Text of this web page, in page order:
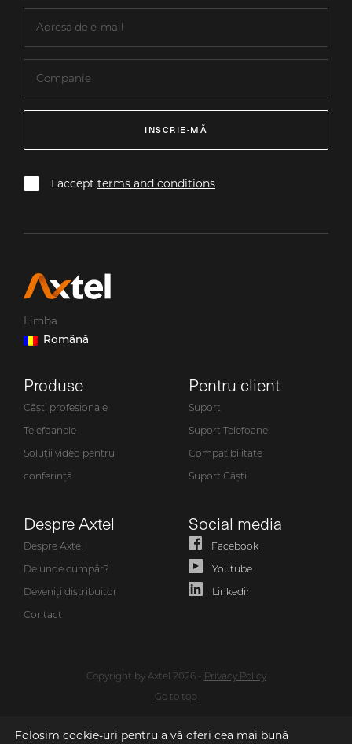
INSCRIE-MĂ
I accept terms and conditions
Limba
Română
Produse
Căști profesionale
Telefoanele
Soluții video pentru
conferință
Pentru client
Suport
Suport Telefoane
Compatibilitate
Suport Căști
Despre Axtel
Despre Axtel
De unde cumpăr?
Deveniți distribuitor
Contact
Social media
Facebook
Youtube
Linkedin
Copyright by Axtel 2026 - Privacy Policy
Go to top
Folosim cookie-uri pentru a vă oferi cea mai bună